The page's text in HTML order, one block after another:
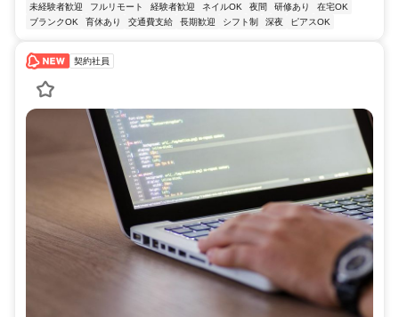
未経験者歓迎
フルリモート 経験者歓迎 ネイルOK 夜間 研修あり
在宅OK
ブランクOK
育休あり 交通費支給 長期歓迎 シフト制 深夜 ピアスOK
契約社員